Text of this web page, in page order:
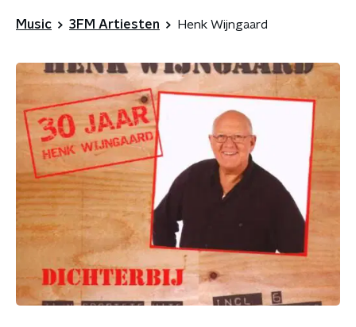
Music 3FM Artiesten Henk Wijngaard